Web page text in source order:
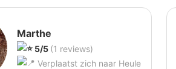
Marthe
5/5 (1 reviews)
Verplaatst zich naar Heule